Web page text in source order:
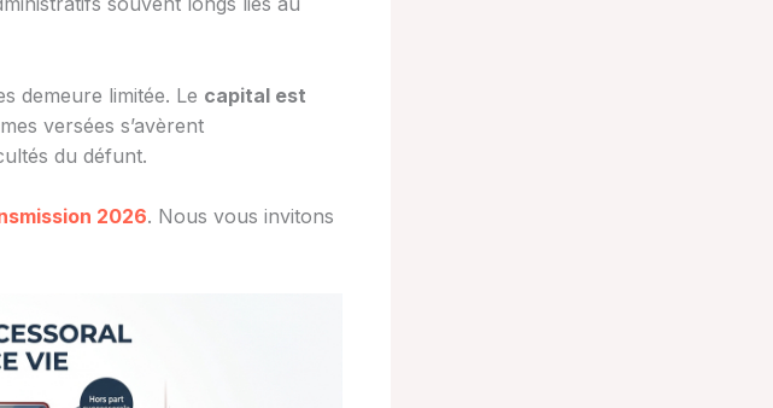
demeure limitée. Le capital est
versées s’avèrent
du défunt.
2026. Nous vous invitons